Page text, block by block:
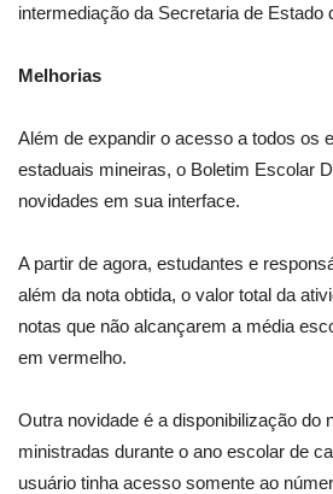
intermediação da Secretaria de Estado
Melhorias
Além de expandir o acesso a todos os
estaduais mineiras, o Boletim Escolar
novidades em sua interface.
A partir de agora, estudantes e
além da nota obtida, o valor total da
notas que não alcançarem a média
em vermelho.
Outra novidade é a disponibilização do
ministradas durante o ano escolar de
usuário tinha acesso somente ao